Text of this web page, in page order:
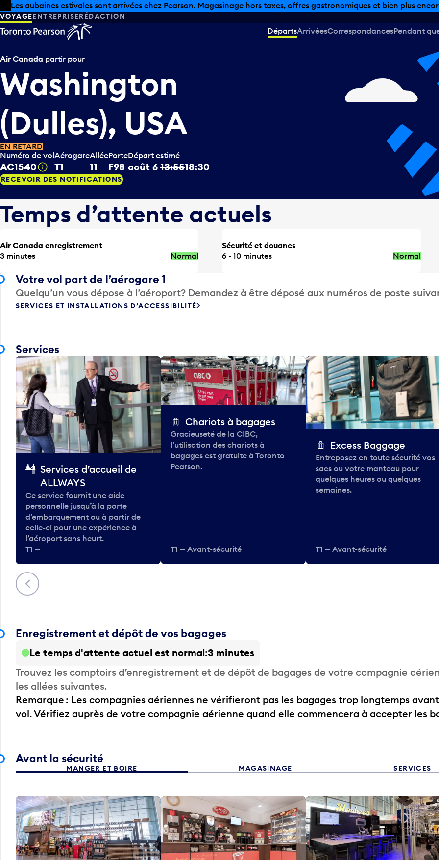
Skip to offers
Passer au contenu principal
Les aubaines estivales sont arrivées chez Pearson. Magasinage hors taxes, offres gastronomiques et bien plus
VOYAGEENTREPRISERÉDACTION
DépartsArrivéesCorrespondancesPendant
Air Canada partir pour
Washington
(Dulles), USA
EN RETARD
Numéro de vol
AC1540 Infobulle
Aérogare
T1
Allée
11
Porte
F98
Départ estimé
août 6 13:5518:30
RECEVOIR DES NOTIFICATIONS
Temps d’attente actuels
Air Canada enregistrement
3 minutes
Normal
Sécurité et douanes
6 - 10 minutes
Normal
Votre vol part de l’aérogare 1
Quelqu’un vous dépose à l’aéroport? Demandez à être déposé aux numéros de poste
SERVICES ET INSTALLATIONS D’ACCESSIBILITÉ
Services
Précédent
Services d’accueil de
ALLWAYS
Ce service fournit une aide
personnelle jusqu’à la porte
d’embarquement ou à partir de
celle-ci pour une expérience à
l’aéroport sans heurt.
T1 —
Chariots à bagages
Gracieuseté de la CIBC,
l’utilisation des chariots à
bagages est gratuite à Toronto
Pearson.
T1 — Avant-sécurité
Excess Baggage
Entreposez en toute sécurité vos
sacs ou votre manteau pour
quelques heures ou quelques
semaines.
T1 — Avant-sécurité
Enregistrement et dépôt de vos bagages
Le temps d'attente actuel est normal 3 minutes
Trouvez les comptoirs d’enregistrement et de dépôt de bagages de votre compagnie
les allées suivantes.
Remarque : Les compagnies aériennes ne vérifieront pas les bagages trop longtemps
vol. Vérifiez auprès de votre compagnie aérienne quand elle commencera à accepter les
Avant la sécurité
MANGER ET BOIRE MAGASINAGE SERVICES